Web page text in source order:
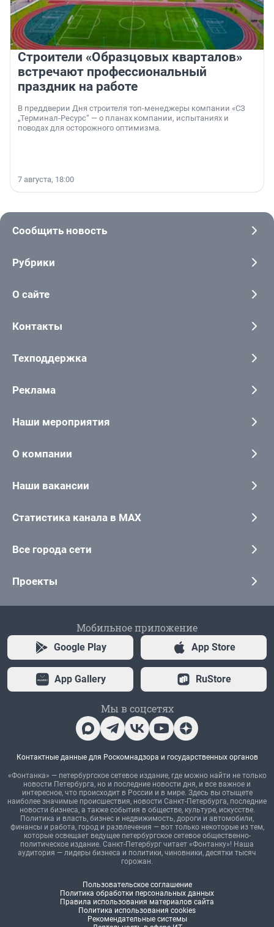
Строители «Образцовых кварталов»
встречают профессиональный
праздник на работе
В преддверии Дня строителя топ-менеджеры компании «СЗ
„Терминал-Ресурс“ — о планах компании, испытаниях и
поводах для осторожного оптимизма.
7 августа, 18:00
Сообщить новость
Рубрики
О сайте
Контакты
Техподдержка
Реклама
Наши мероприятия
О компании
Наши вакансии
Статистика канала в MAX
Все города сети
Проекты
Мобильное приложение
Google Play App Store
App Gallery RuStore
Мы в соцсетях
Контактные данные для Роскомнадзора и государственных органов
«Фонтанка» — петербургское сетевое издание, где можно найти не только
новости Петербурга, но и последние новости дня, и все важное и
интересное, что происходит в России и в мире. Здесь вы отыщете
наиболее значимые происшествия, новости Санкт-Петербурга, последние
новости бизнеса, а также события в обществе, культуре, искусстве.
Политика и власть, бизнес и недвижимость, дороги и автомобили,
финансы и работа, город и развлечения — вот только некоторые из тем,
которые освещает ведущее петербургское сетевое общественно-
политическое издание. Санкт-Петербург читает «Фонтанку»! Наша
аудитория — лидеры бизнеса и политики, чиновники, десятки тысяч
горожан.
Пользовательское соглашение
Политика обработки персональных данных
Правила использования материалов сайта
Политика использования cookies
Рекомендательные системы